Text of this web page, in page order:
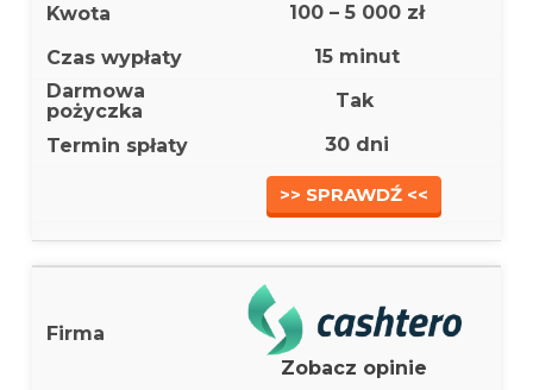
100 – 5 000 zł
15 minut
Tak
30 dni
>> SPRAWDŹ <<
Zobacz opinie